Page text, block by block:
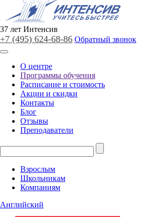
37 лет Интенсив
+7 (495) 624-68-86 Обратный звонок
О центре
Программы обучения
Расписание и стоимость
Акции и скидки
Контакты
Блог
Отзывы
Преподаватели
Взрослым
Школьникам
Компаниям
Английский